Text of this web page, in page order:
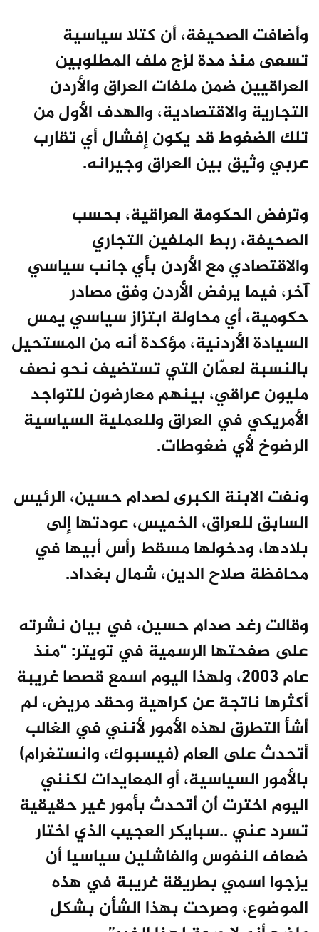
وأضافت الصحيفة، أن كتلا سياسية
تسعى منذ مدة لزج ملف المطلوبين
العراقيين ضمن ملفات العراق والأردن
التجارية والاقتصادية، والهدف الأول من
تلك الضغوط قد يكون إفشال أي تقارب
عربي وثيق بين العراق وجيرانه.
وترفض الحكومة العراقية، بحسب
الصحيفة، ربط الملفين التجاري
والاقتصادي مع الأردن بأي جانب سياسي
آخر، فيما يرفض الأردن وفق مصادر
حكومية، أي محاولة ابتزاز سياسي يمس
السيادة الأردنية، مؤكدة أنه من المستحيل
بالنسبة لعمّان التي تستضيف نحو نصف
مليون عراقي، بينهم معارضون للتواجد
الأمريكي في العراق وللعملية السياسية
الرضوخ لأي ضغوطات.
ونفت الابنة الكبرى لصدام حسين، الرئيس
السابق للعراق، الخميس، عودتها إلى
بلادها، ودخولها مسقط رأس أبيها في
محافظة صلاح الدين، شمال بغداد.
وقالت رغد صدام حسين، في بيان نشرته
على صفحتها الرسمية في تويتر: “منذ
عام 2003، ولهذا اليوم اسمع قصصا غريبة
أكثرها ناتجة عن كراهية وحقد مريض، لم
أشأ التطرق لهذه الأمور لأنني في الغالب
أتحدث على العام (فيسبوك، وانستغرام)
بالأمور السياسية، أو المعايدات لكنني
اليوم اخترت أن أتحدث بأمور غير حقيقية
تسرد عني ..سبايكر العجيب الذي اختار
ضعاف النفوس والفاشلين سياسيا أن
يزجوا اسمي بطريقة غريبة في هذه
الموضوع، وصرحت بهذا الشأن بشكل